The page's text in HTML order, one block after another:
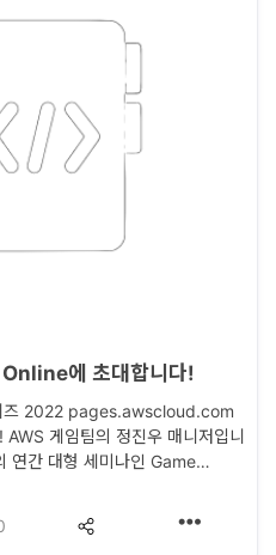
에 초대합니다!
즈 2022 pages.awscloud.com
게임팀의 정진우 매니저입니
연간 대형 세미나인 Game
줄여서 GMO)란, 연간 4회, 게
보들을 모아 세션 형태로 전달해